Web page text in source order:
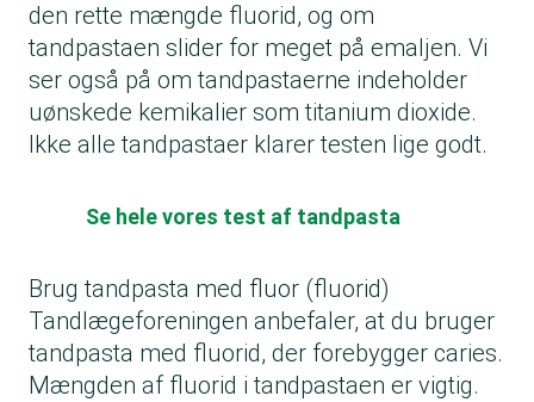
den rette mængde fluorid, og om
tandpastaen slider for meget på emaljen. Vi
ser også på om tandpastaerne indeholder
uønskede kemikalier som titanium dioxide.
Ikke alle tandpastaer klarer testen lige godt.
Se hele vores test af tandpasta
Brug tandpasta med fluor (fluorid)
Tandlægeforeningen anbefaler, at du bruger
tandpasta med fluorid, der forebygger caries.
Mængden af fluorid i tandpastaen er vigtig.